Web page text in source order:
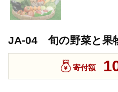
JA-04 旬の野菜と果
寄付額